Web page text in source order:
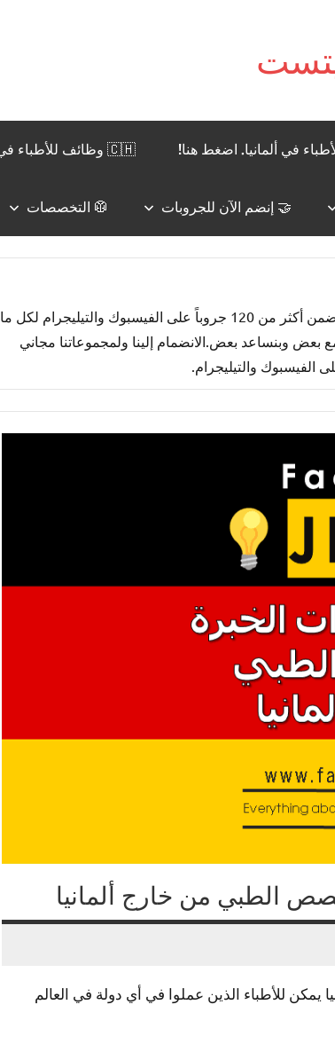
🇨🇭 وظائف للأطباء في سويسرا. اضغط هنا!
🤝 إنضم الآن للجروبات 🥼 التخصصات
اسم الموقع يعني باللغة الألمانية: “أخصائي الآن”. موقع فاخ آرتست يتست يتضمن أكثر من 120 جروباً على الفيسبوك والتيليجرام لكل ما
بعض وبنساعد بعض.الانضمام إلينا ولمجموعاتنا مجاني
والتيليجرام.
الطبي من خارج ألمانيا
للأطباء الذين عملوا في أي دولة في العالم